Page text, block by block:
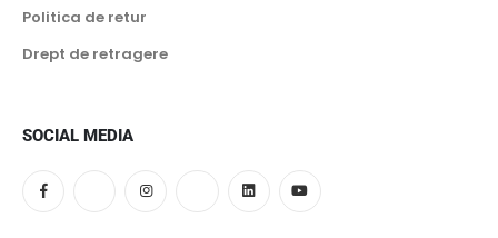
Politica de retur
Drept de retragere
SOCIAL MEDIA